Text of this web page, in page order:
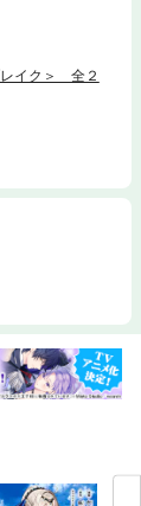
ブレイク＞」
レイク＞ 全２